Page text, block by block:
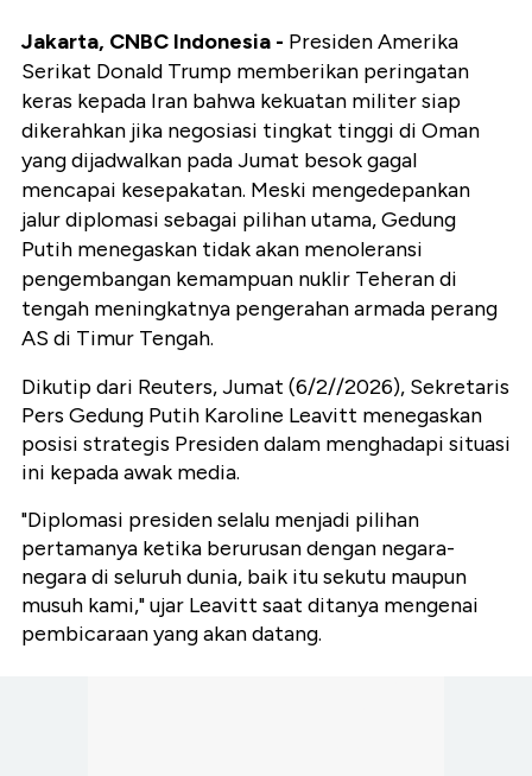
Jakarta, CNBC Indonesia - Presiden Amerika
Serikat Donald Trump memberikan peringatan
keras kepada Iran bahwa kekuatan militer siap
dikerahkan jika negosiasi tingkat tinggi di Oman
yang dijadwalkan pada Jumat besok gagal
mencapai kesepakatan. Meski mengedepankan
jalur diplomasi sebagai pilihan utama, Gedung
Putih menegaskan tidak akan menoleransi
pengembangan kemampuan nuklir Teheran di
tengah meningkatnya pengerahan armada perang
AS di Timur Tengah.
Dikutip dari Reuters, Jumat (6/2//2026), Sekretaris
Pers Gedung Putih Karoline Leavitt menegaskan
posisi strategis Presiden dalam menghadapi situasi
ini kepada awak media.
"Diplomasi presiden selalu menjadi pilihan
pertamanya ketika berurusan dengan negara-
negara di seluruh dunia, baik itu sekutu maupun
musuh kami," ujar Leavitt saat ditanya mengenai
pembicaraan yang akan datang.